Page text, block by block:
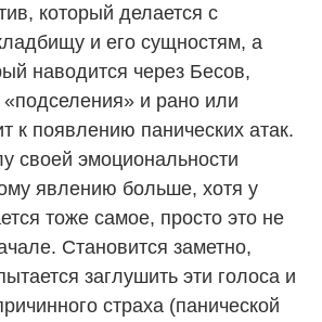
который делается с
и его сущностям, а
наводится через Бесов,
«подселения» и рано или
к появлению панических атак.
своей эмоциональности
явлению больше, хотя у
тоже самое, просто это не
Становится заметно,
заглушить эти голоса и
страха (панической